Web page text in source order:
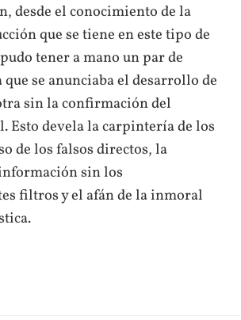
desde el conocimiento de la
que se tiene en este tipo de
tener a mano un par de
que se anunciaba el desarrollo de
sin la confirmación del
Esto devela la carpintería de los
de los falsos directos, la
sin los
filtros y el afán de la inmoral